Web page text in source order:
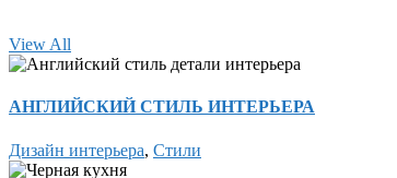
View All
АНГЛИЙСКИЙ СТИЛЬ ИНТЕРЬЕРА
Дизайн интерьера, Стили